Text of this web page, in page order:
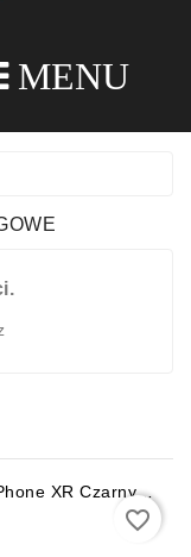
XR Czarny
favorite_border